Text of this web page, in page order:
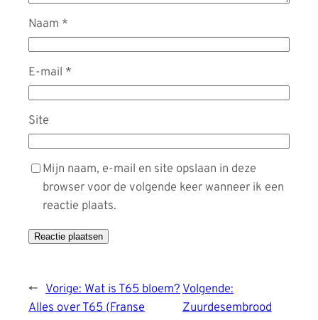
Naam *
E-mail *
Site
Mijn naam, e-mail en site opslaan in deze
browser voor de volgende keer wanneer ik een
reactie plaats.
← Vorige:Wat is T65 bloem?
Alles over T65 (Franse
Volgende:
Zuurdesembrood